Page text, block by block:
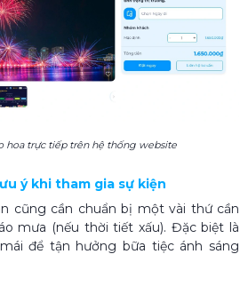
hoa trực tiếp trên hệ thống website
ý khi tham gia sự kiện
cũng cần chuẩn bị một vài thứ cần
mưa (nếu thời tiết xấu). Đặc biệt là
để tận hưởng bữa tiệc ánh sáng